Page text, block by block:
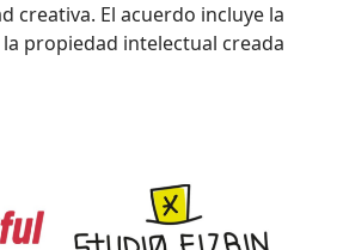
creativa. El acuerdo incluye la
propiedad intelectual creada